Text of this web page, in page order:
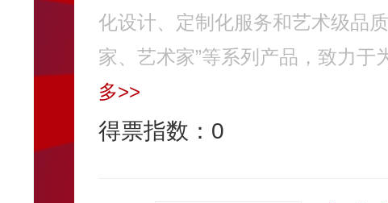
化设计、定制化服务和艺术级品
家、艺术家”等系列产品，致力
多>>
得票指数： 0